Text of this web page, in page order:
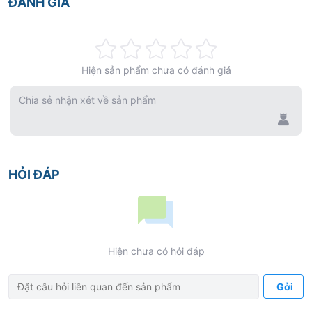
0%
Hiện sản phẩm chưa có đánh giá
Chia sẻ nhận xét về sản phẩm
HỎI ĐÁP
Hiện chưa có hỏi đáp
Gởi